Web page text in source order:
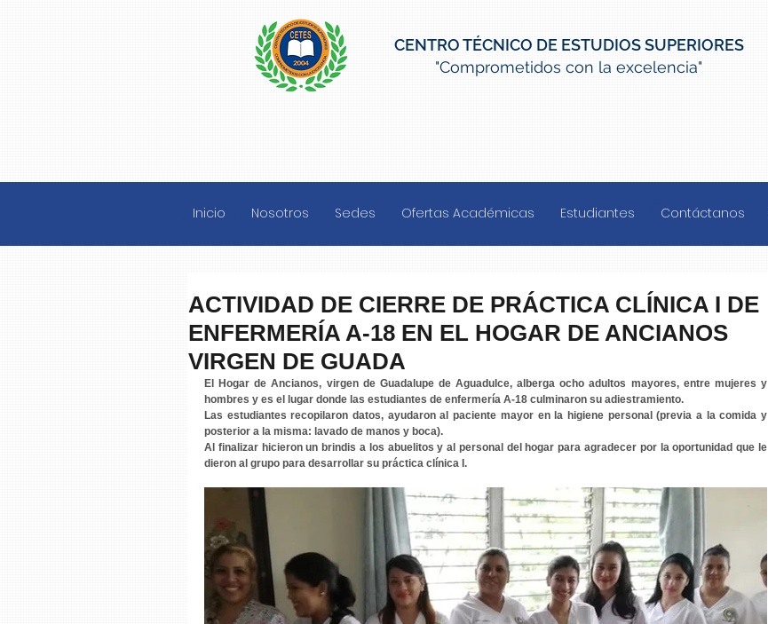
CENTRO TÉCNICO DE ESTUDIOS SUPERIORES
"Comprometidos con la excelencia"
Inicio Nosotros Sedes Ofertas Académicas Estudiantes Contáctanos
ACTIVIDAD DE CIERRE DE PRÁCTICA CLÍNICA I DE
ENFERMERÍA A-18 EN EL HOGAR DE ANCIANOS
VIRGEN DE GUADA
El Hogar de Ancianos, virgen de Guadalupe de Aguadulce, alberga ocho adultos mayores, entre mujeres y
hombres y es el lugar donde las estudiantes de enfermería A-18 culminaron su adiestramiento.
Las estudiantes recopilaron datos, ayudaron al paciente mayor en la higiene personal (previa a la comida y
posterior a la misma: lavado de manos y boca).
Al finalizar hicieron un brindis a los abuelitos y al personal del hogar para agradecer por la oportunidad que le
dieron al grupo para desarrollar su práctica clínica I.